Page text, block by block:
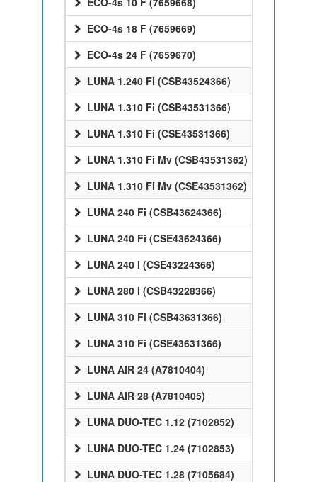
ECO-4s 18 F (7659669)
ECO-4s 24 F (7659670)
LUNA 1.240 Fi (CSB43524366)
LUNA 1.310 Fi (CSB43531366)
LUNA 1.310 Fi (CSE43531366)
LUNA 1.310 Fi Mv (CSB43531362)
LUNA 1.310 Fi Mv (CSE43531362)
LUNA 240 Fi (CSB43624366)
LUNA 240 Fi (CSE43624366)
LUNA 240 I (CSE43224366)
LUNA 280 I (CSB43228366)
LUNA 310 Fi (CSB43631366)
LUNA 310 Fi (CSE43631366)
LUNA AIR 24 (A7810404)
LUNA AIR 28 (A7810405)
LUNA DUO-TEC 1.12 (7102852)
LUNA DUO-TEC 1.24 (7102853)
LUNA DUO-TEC 1.28 (7105684)